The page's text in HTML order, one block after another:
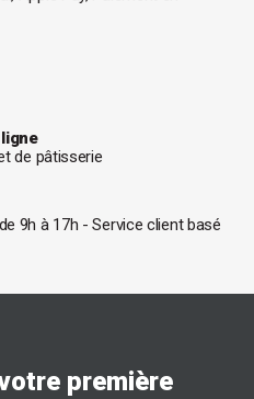
de pâtisserie
9h à 17h - Service client basé
première